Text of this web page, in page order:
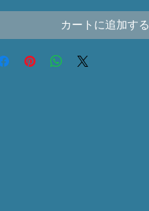
カートに追加する